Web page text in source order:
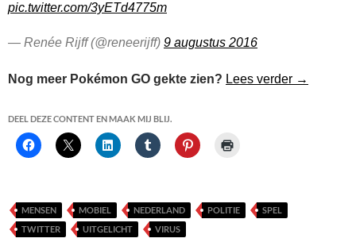
pic.twitter.com/3yETd4775m
— Renée Rijff (@reneerijff) 9 augustus 2016
Nog meer Pokémon GO gekte zien? Lees verder →
DEEL DEZE CONTENT EN MAAK MIJ BLIJ.
MENSEN MOBIEL NEDERLAND POLITIE
SPEL
TWITTER
UITGELICHT VIRUS